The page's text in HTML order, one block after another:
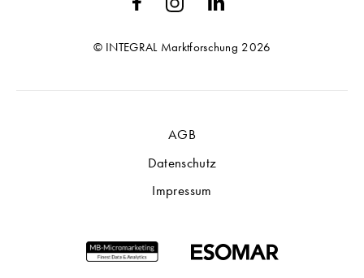
© INTEGRAL Marktforschung 2026
AGB
Datenschutz
Impressum